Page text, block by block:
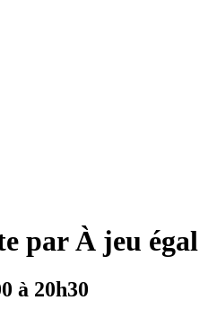
par À jeu égal
à 20h30